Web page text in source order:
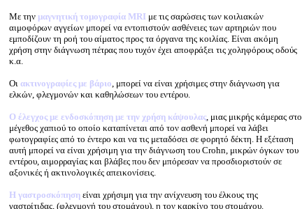
Με την μαγνητική τομογραφία MRI με τις σαρώσεις των κοιλιακών
αιμοφόρων αγγείων μπορεί να εντοπιστούν ασθένειες των αρτηριών που
εμποδίζουν τη ροή του αίματος προς τα όργανα της κοιλίας. Είναι ακόμη
χρήση στην διάγνωση πέτρας που τυχόν έχει αποφράξει τις χοληφόρους οδούς
κ.α.
Οι ακτινογραφίες με βάριο, μπορεί να είναι χρήσιμες στην διάγνωση για
ελκών, φλεγμονών και καθηλώσεων του εντέρου.
Ο έλεγχος με ενδοσκόπηση με την χρήση κάψουλας, μιας μικρής κάμερας στο
μέγεθος χαπιού το οποίο καταπίνεται από τον ασθενή μπορεί να λάβει
φωτογραφίες από το έντερο και να τις μεταδόσει σε φορητό δέκτη. Η εξέταση
αυτή μπορεί να είναι χρήσιμη για την διάγνωση του Crohn, μικρών όγκων του
εντέρου, αιμορραγίας και βλάβες που δεν μπόρεσαν να προσδιοριστούν σε
αξονικές ή ακτινολογικές απεικονίσεις.
Η γαστροσκόπηση είναι χρήσιμη για την ανίχνευση του έλκους της
γαστρίτιδας, (φλεγμονή του στομάχου), η τον καρκίνο του στομάχου.